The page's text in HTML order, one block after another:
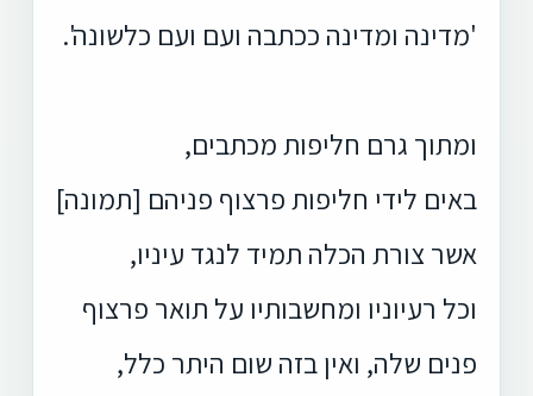
'מדינה ומדינה ככתבה ועם ועם כלשונה'.
ומתוך גרם חליפות מכתבים,
באים לידי חליפות פרצוף פניהם [תמונה]
אשר צורת הכלה תמיד לנגד עיניו,
וכל רעיוניו ומחשבותיו על תואר פרצוף
פנים שלה, ואין בזה שום היתר כלל,